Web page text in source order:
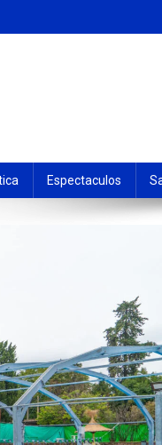
Espectaculos